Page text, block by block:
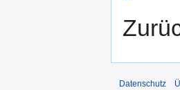
Datenschutz